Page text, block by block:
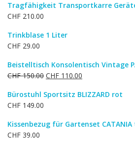
Tragfähigkeit Transportkarre
CHF 210.00
Trinkblase 1 Liter
CHF 29.00
Beistelltisch Konsolentisch Vintage
CHF150.00 Ursprünglicher
war:
CHF 110.00
ist:
Bürostuhl Sportsitz BLIZZARD rot
CHF 149.00
Kissenbezug für Gartenset
CHF 39.00